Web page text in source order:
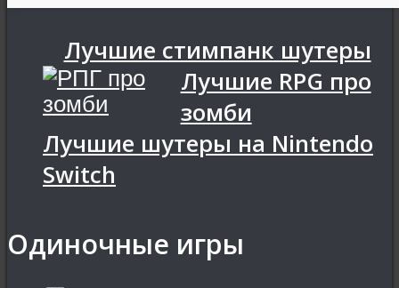
Лучшие стимпанк шутеры
Лучшие RPG про
зомби
Лучшие шутеры на Nintendo
Switch
Одиночные игры